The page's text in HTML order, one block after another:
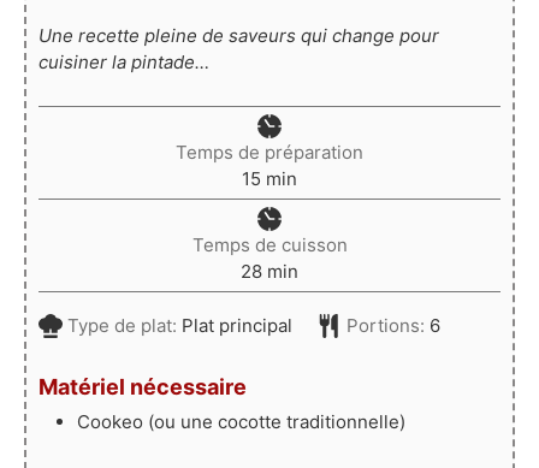
Une recette pleine de saveurs qui change pour
cuisiner la pintade…
Temps de préparation
15 minutes
min
Temps de cuisson
28minutes
min
Type de plat: Plat principal Portions: 6
Matériel nécessaire
Cookeo (ou une cocotte traditionnelle)